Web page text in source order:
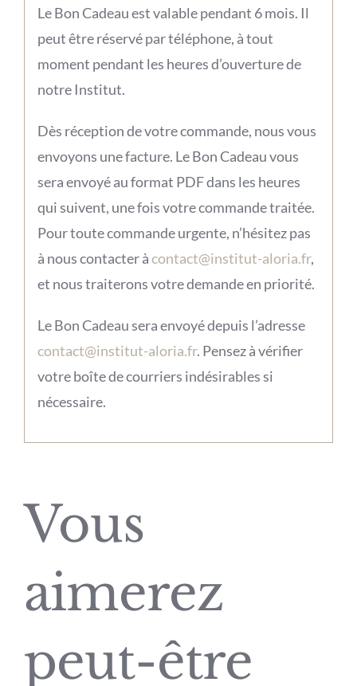
Le Bon Cadeau est valable pendant 6 mois. Il
peut être réservé par téléphone, à tout
moment pendant les heures d’ouverture de
notre Institut.
Dès réception de votre commande, nous vous
envoyons une facture. Le Bon Cadeau vous
sera envoyé au format PDF dans les heures
qui suivent, une fois votre commande traitée.
Pour toute commande urgente, n’hésitez pas
à nous contacter àcontact@institut-aloria.fr,
et nous traiterons votre demande en priorité.
Le Bon Cadeau sera envoyé depuis l’adresse
contact@institut-aloria.fr. Pensez à vérifier
votre boîte de courriers indésirables si
nécessaire.
Vous
aimerez
peut-être